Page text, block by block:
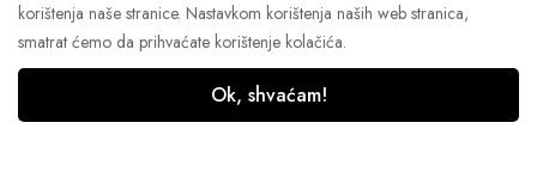
© 2023 Lively Pharm. Sva prava pridržana.
korištenja naše stranice. Nastavkom korištenja naših web stranica,
smatrat ćemo da prihvaćate korištenje kolačića.
Ok, shvaćam!